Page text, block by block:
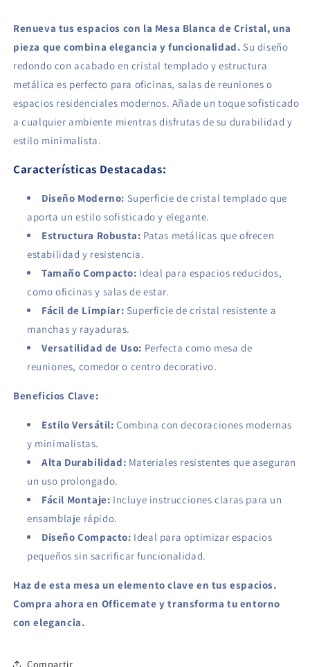
Renueva tus espacios con la Mesa Blanca de Cristal, una
pieza que combina elegancia y funcionalidad. Su diseño
redondo con acabado en cristal templado y estructura
metálica es perfecto para oficinas, salas de reuniones o
espacios residenciales modernos. Añade un toque sofisticado
a cualquier ambiente mientras disfrutas de su durabilidad y
estilo minimalista.
Características Destacadas:
Diseño Moderno: Superficie de cristal templado que
aporta un estilo sofisticado y elegante.
Estructura Robusta: Patas metálicas que ofrecen
estabilidad y resistencia.
Tamaño Compacto: Ideal para espacios reducidos,
como oficinas y salas de estar.
Fácil de Limpiar: Superficie de cristal resistente a
manchas y rayaduras.
Versatilidad de Uso: Perfecta como mesa de
reuniones, comedor o centro decorativo.
Beneficios Clave:
Estilo Versátil: Combina con decoraciones modernas
y minimalistas.
Alta Durabilidad: Materiales resistentes que aseguran
un uso prolongado.
Fácil Montaje: Incluye instrucciones claras para un
ensamblaje rápido.
Diseño Compacto: Ideal para optimizar espacios
pequeños sin sacrificar funcionalidad.
Haz de esta mesa un elemento clave en tus espacios.
Compra ahora en Officemate y transforma tu entorno
con elegancia.
Compartir